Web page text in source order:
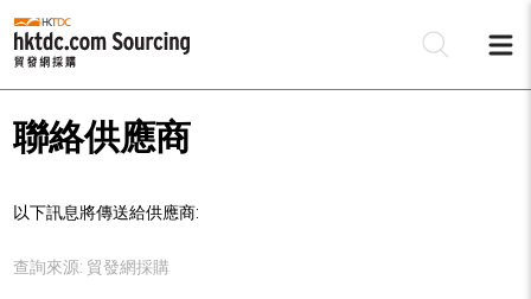
聯絡供應商
以下訊息將傳送給供應商:
查詢來源: 貿發網採購